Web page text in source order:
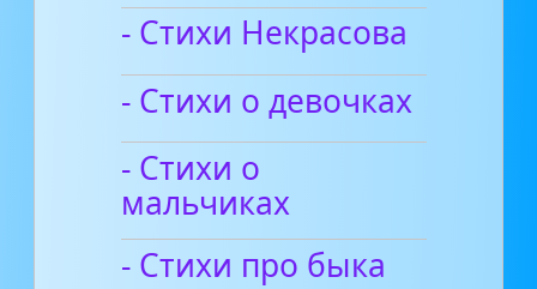
- Стихи Некрасова
- Стихи о девочках
- Стихи о
мальчиках
- Стихи про быка